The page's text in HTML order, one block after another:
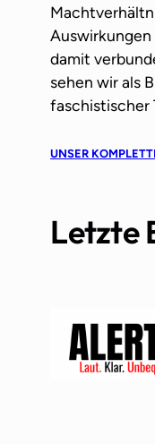
Auswirkungen
damit
sehen wir als
faschistischer
UNSER
Letzte